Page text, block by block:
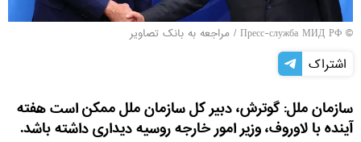
© Пресс-служба МИД РФ
/ مراجعه به بانک تصاویر
اشتراک
سازمان ملل: گوترش، دبیر کل سازمان ملل ممکن است هفته
آینده با لاوروف، وزیر امور خارجه روسیه دیداری داشته باشد.